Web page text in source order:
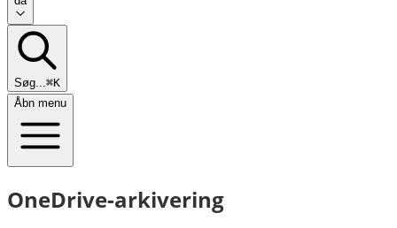
Søg...⌘K
Åbn menu
OneDrive-arkivering